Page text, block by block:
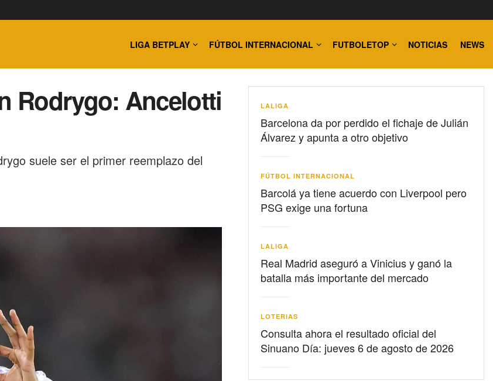
LIGA BETPLAY FÚTBOL INTERNACIONAL FUTBOLETOP NOTICIAS NEWS
Rodrygo: Ancelotti
suele ser el primer reemplazo del
LALIGA
Barcelona da por perdido el fichaje de Julián
Álvarez y apunta a otro objetivo
FÚTBOL INTERNACIONAL
Barcolá ya tiene acuerdo con Liverpool pero
PSG exige una fortuna
LALIGA
Real Madrid aseguró a Vinicius y ganó la
batalla más importante del mercado
LOTERIAS
Consulta ahora el resultado oficial del
Sinuano Día: jueves 6 de agosto de 2026